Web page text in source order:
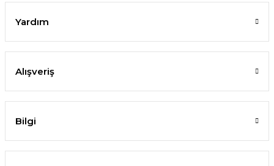
Yardım
Alışveriş
Bilgi